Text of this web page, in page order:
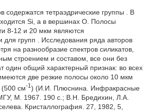
содержатся тетраэдрические группы . В
Si, а в вершинах O. Полосы
8-12 и 20 мкм являются
для групп . Исследования ряда авторов
на разнообразие спектров силикатов,
строением и составом, все они без
один общий характерный признак: во всех
две резкие полосы около 10 мкм
см-1 ) (И.И. Плюснина. Инфракрасные
М. 1967. 190 с.; В.Н. Бредихин, Л.А.
Кристаллография. 27, 1982, 5,